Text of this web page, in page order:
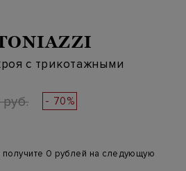
с трикотажными
- 70%
0 рублей на следующую